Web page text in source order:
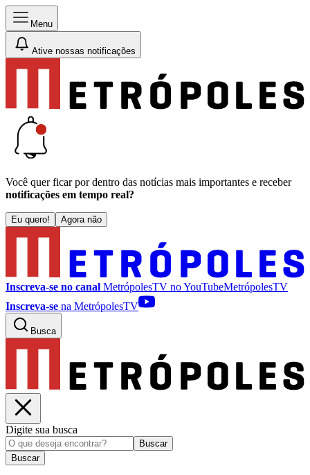
Menu
Ative nossas notificações
Você quer ficar por dentro das notícias mais importantes e receber
notificações em tempo real?
Eu quero! Agora não
Inscreva-se no canal MetrópolesTV noYouTubeMetrópolesTV
Inscreva-se na MetrópolesTV
Busca
Digite sua busca
Buscar
Buscar